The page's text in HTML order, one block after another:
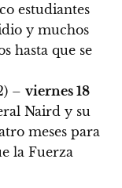
estudiantes
y muchos
hasta que se
– viernes 18
Naird y su
meses para
la Fuerza